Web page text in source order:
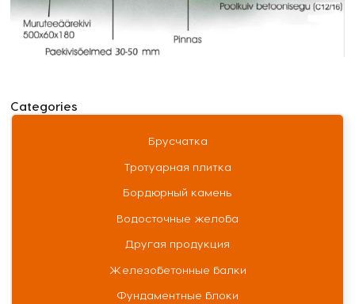
Categories
Брусчатка
Тротуарная плитка
Бордюрный камень
Водосточные желоба
Другая продукция
Железобетонные балки
Фундаментные блоки